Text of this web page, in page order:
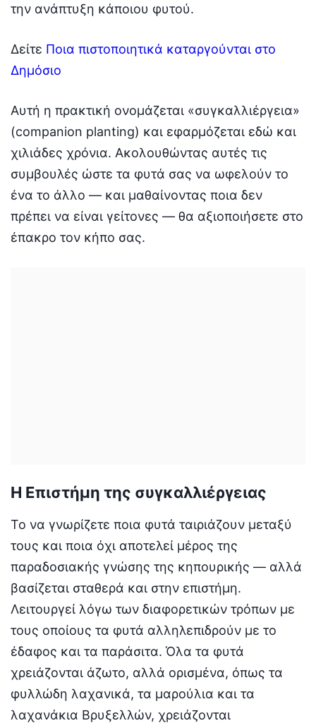
την ανάπτυξη κάποιου φυτού.
Δείτε Ποια πιστοποιητικά καταργούνται στο
Δημόσιο
Αυτή η πρακτική ονομάζεται «συγκαλλιέργεια»
(companion planting) και εφαρμόζεται εδώ και
χιλιάδες χρόνια. Ακολουθώντας αυτές τις
συμβουλές ώστε τα φυτά σας να ωφελούν το
ένα το άλλο — και μαθαίνοντας ποια δεν
πρέπει να είναι γείτονες — θα αξιοποιήσετε στο
έπακρο τον κήπο σας.
Η Επιστήμη της συγκαλλιέργειας
Το να γνωρίζετε ποια φυτά ταιριάζουν μεταξύ
τους και ποια όχι αποτελεί μέρος της
παραδοσιακής γνώσης της κηπουρικής — αλλά
βασίζεται σταθερά και στην επιστήμη.
Λειτουργεί λόγω των διαφορετικών τρόπων με
τους οποίους τα φυτά αλληλεπιδρούν με το
έδαφος και τα παράσιτα. Όλα τα φυτά
χρειάζονται άζωτο, αλλά ορισμένα, όπως τα
φυλλώδη λαχανικά, τα μαρούλια και τα
λαχανάκια Βρυξελλών, χρειάζονται